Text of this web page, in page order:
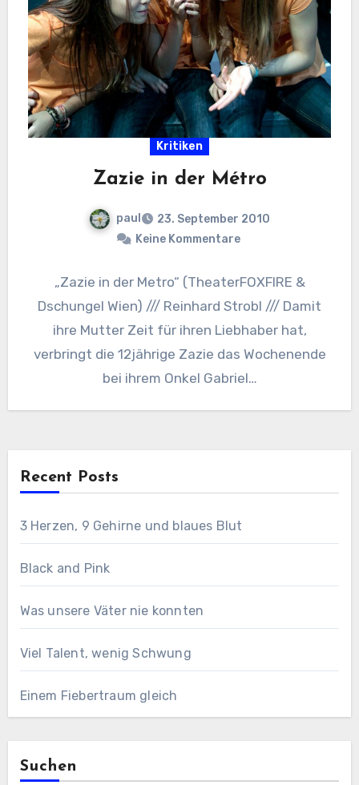
Kritiken
Zazie in der Métro
paul
23. September 2010
Keine Kommentare
„Zazie in der Metro“ (TheaterFOXFIRE &
Dschungel Wien) /// Reinhard Strobl /// Damit
ihre Mutter Zeit für ihren Liebhaber hat,
verbringt die 12jährige Zazie das Wochenende
bei ihrem Onkel Gabriel…
Recent Posts
3 Herzen, 9 Gehirne und blaues Blut
Black and Pink
Was unsere Väter nie konnten
Viel Talent, wenig Schwung
Einem Fiebertraum gleich
Suchen